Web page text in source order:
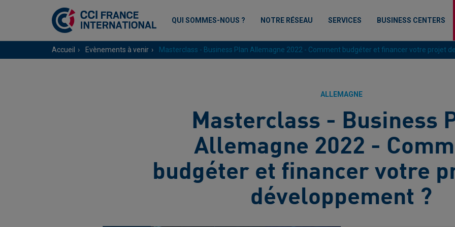
QUI SOMMES-NOUS ? NOTRE RÉSEAU SERVICES BUSINESS CENTERS
Accueil Evènements à venir Masterclass - Business Plan Allemagne 2022 - Comment budgéter et financer votre projet
ALLEMAGNE
Masterclass - Business
Allemagne 2022 -
budgéter et financer votre
développement ?